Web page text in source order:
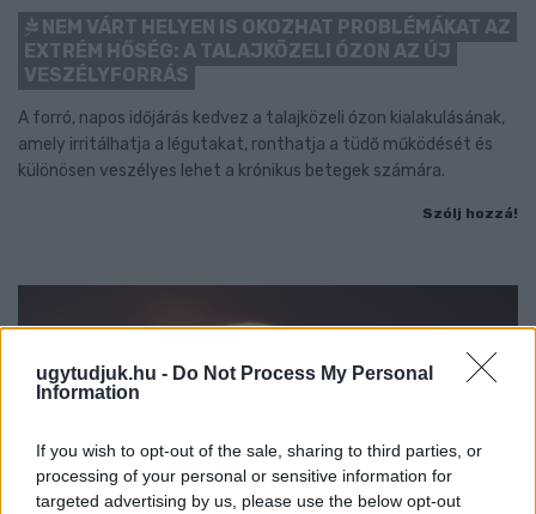
ugytudjuk.hu - Do Not Process My Personal
Information
If you wish to opt-out of the sale, sharing to third parties, or
processing of your personal or sensitive information for
targeted advertising by us, please use the below opt-out
NEM VÁRT HELYEN IS OKOZHAT PROBLÉMÁKAT AZ
EXTRÉM HŐSÉG: A TALAJKÖZELI ÓZON AZ ÚJ
VESZÉLYFORRÁS
A forró, napos időjárás kedvez a talajközeli ózon kialakulásának,
amely irritálhatja a légutakat, ronthatja a tüdő működését és
különösen veszélyes lehet a krónikus betegek számára.
Szólj hozzá!